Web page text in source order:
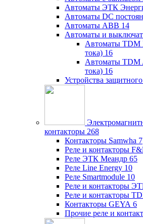
Автоматы ЭТК
Автоматы DC
Автоматы ABB 14
Автоматы и
Автоматы TDM
тока) 16
Автоматы TDM
тока) 16
Устройства
контакторы 268
Контакторы Samwha 7
Реле и контакторы
Реле ЭТК Меандр 65
Реле Line Energy 10
Реле Smartmodule 10
Реле и контакторы
Реле и контакторы
Контакторы GEYA 6
Прочие реле и